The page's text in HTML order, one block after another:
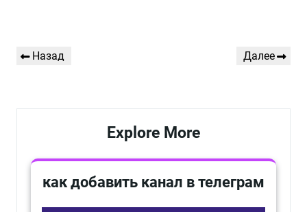
по
Предыдущая
Назад
Следующая
Далее
Explore More
как добавить канал в телеграм